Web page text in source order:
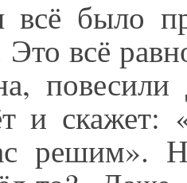
всё было
всё
и скажет:
решим».